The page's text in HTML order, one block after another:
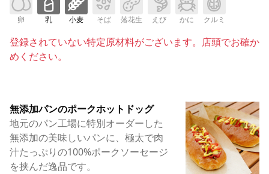
卵 乳 小麦 そば 落花生 えび かに クルミ
登録されていない特定原材料がございます。店頭でお確か
めください。
無添加パンのポークホットドッグ
地元のパン工場に特別オーダーした
無添加の美味しいパンに、極太で肉
汁たっぷりの100%ポークソーセージ
を挟んだ逸品です。